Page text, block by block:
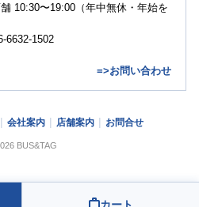
10:30〜19:00（年中無休・年始を
6632-1502
=>お問い合わせ
会社案内 店舗案内 お問合せ
BUS&TAG